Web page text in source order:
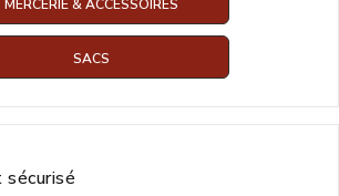
MERCERIE & ACCESSOIRES
SACS
sécurisé